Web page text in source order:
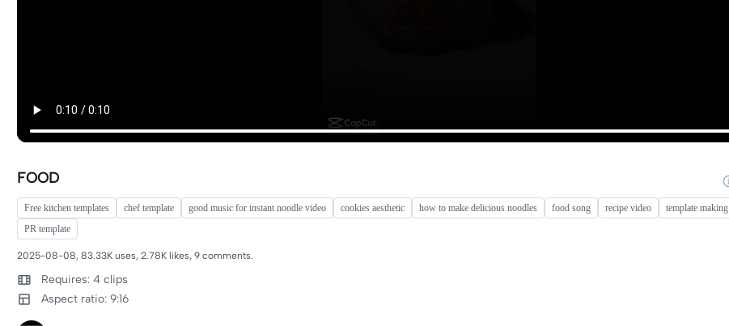
FOOD
Free kitchen templates chef template good music for instant noodle video cookies aesthetic how to make delicious noodles food song recipe video template making
PR template
2025-08-08, 83.33K uses, 2.78K likes, 9 comments.
Requires: 4 clips
Aspect ratio: 9:16